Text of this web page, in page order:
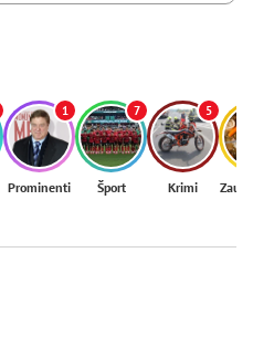
1
Prominenti
7
Šport
5
Krimi